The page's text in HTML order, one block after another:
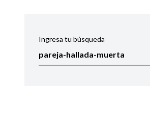
Ingresa tu búsqueda